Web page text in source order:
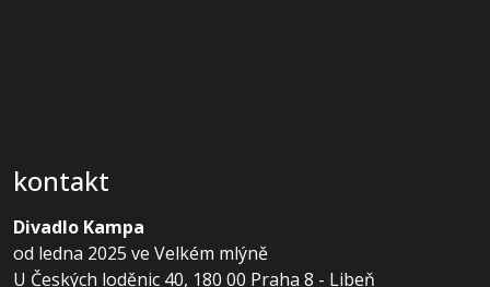
kontakt
Divadlo Kampa
od ledna 2025 ve Velkém mlýně
U Českých loděnic 40, 180 00 Praha 8 - Libeň